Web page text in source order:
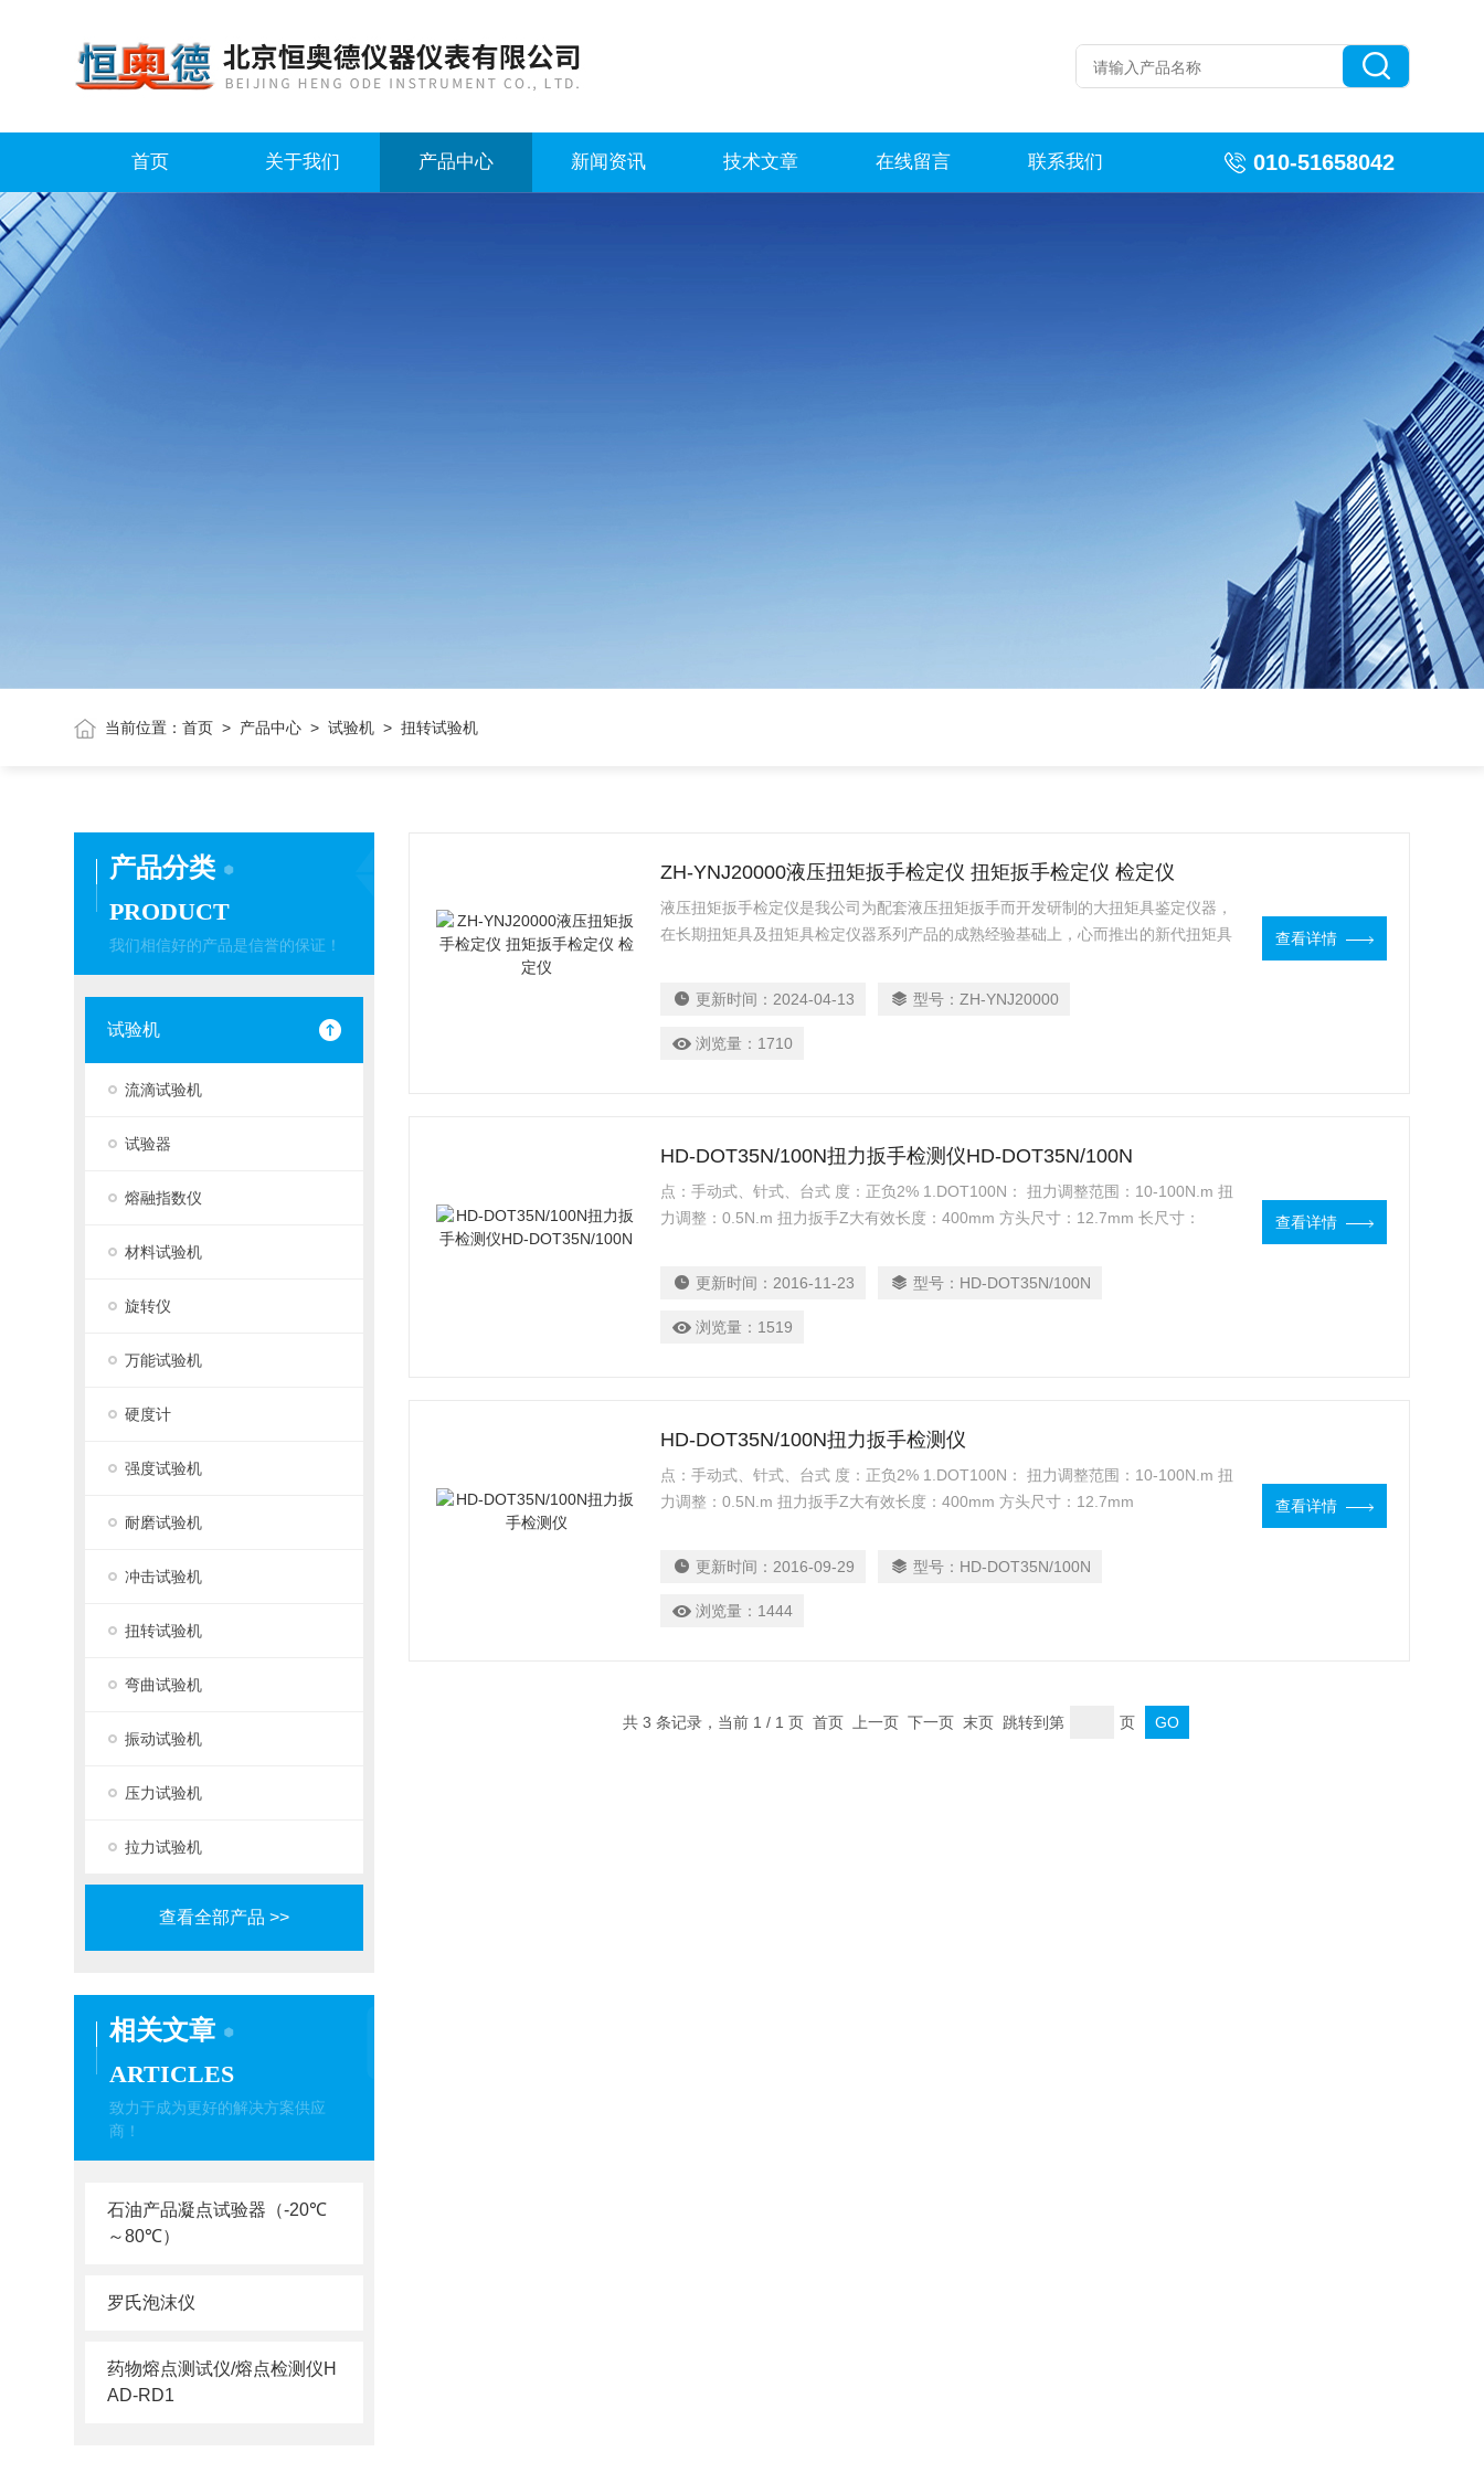
首页 关于我们 产品中心 新闻资讯 技术文章 在线留言 联系我们 010-51658042
当前位置：首页 > 产品中心 >试验机 > 扭转试验机
产品分类
PRODUCT
我们相信好的产品是信誉的保证！
试验机
流滴试验机
试验器
熔融指数仪
材料试验机
旋转仪
万能试验机
硬度计
强度试验机
耐磨试验机
冲击试验机
扭转试验机
弯曲试验机
振动试验机
压力试验机
拉力试验机
查看全部产品 >>
相关文章
ARTICLES
致力于成为更好的解决方案供应
商！
石油产品凝点试验器（-20℃
～80℃）
罗氏泡沫仪
药物熔点测试仪/熔点检测仪H
AD-RD1
ZH-YNJ20000液压扭矩扳手检定仪 扭矩扳手检定仪 检定仪
液压扭矩扳手检定仪是我公司为配套液压扭矩扳手而开发研制的大扭矩具鉴定仪器，
在长期扭矩具及扭矩具检定仪器系列产品的成熟经验基础上，心而推出的新代扭矩具
更新时间： 2024-04-13 型号： ZH-YNJ20000
浏览量： 1710
查看详情
HD-DOT35N/100N扭力扳手检测仪HD-DOT35N/100N
点：手动式、针式、台式 度：正负2% 1.DOT100N： 扭力调整范围：10-100N.m 扭
力调整：0.5N.m 扭力扳手Z大有效长度：400mm 方头尺寸：12.7mm 长尺寸：
更新时间： 2016-11-23 型号： HD-DOT35N/100N
浏览量： 1519
查看详情
HD-DOT35N/100N扭力扳手检测仪
点：手动式、针式、台式 度：正负2% 1.DOT100N： 扭力调整范围：10-100N.m 扭
力调整：0.5N.m 扭力扳手Z大有效长度：400mm 方头尺寸：12.7mm
更新时间： 2016-09-29 型号： HD-DOT35N/100N
浏览量： 1444
查看详情
共 3 条记录，当前 1 / 1 页 首页 上一页 下一页 末页 跳转到第 页